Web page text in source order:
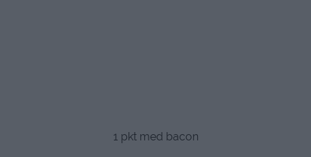
1 pkt med bacon